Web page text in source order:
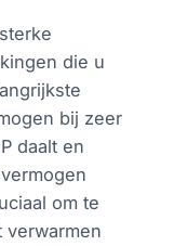
die u
bij zeer
daalt en
om te